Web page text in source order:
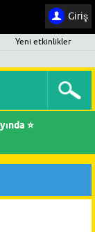
Giriş
Yeni etkinlikler
⭐